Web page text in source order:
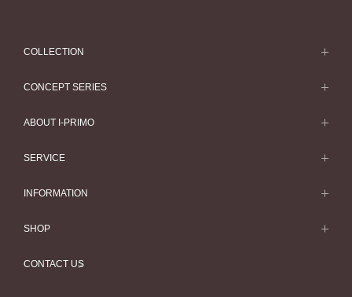
COLLECTION
結婚套戒
結婚套戒一覽
CONCEPT SERIES
HATSUSORA
Suwaha
ABOUT I-PRIMO
SERVICE
INFORMATION
SHOP
CONTACT US